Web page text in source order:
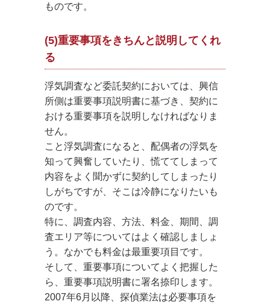
ものです。
(5)重要事項をきちんと説明してくれ
る
浮気調査など委託契約においては、興信
所側は重要事項説明書に基づき、契約に
おける重要事項を説明しなければなりま
せん。
こと浮気調査になると、配偶者の浮気を
知って興奮していたり、慌ててしまって
内容をよく聞かずに契約してしまったり
しがちですが、そこは冷静になりたいも
のです。
特に、調査内容、方法、料金、期間、調
査エリア等についてはよく確認しましょ
う。なかでも料金は最重要項目です。
そして、重要事項についてよく把握した
ら、重要事項説明書に署名捺印します。
2007年6月以降、探偵業法は必要事項を